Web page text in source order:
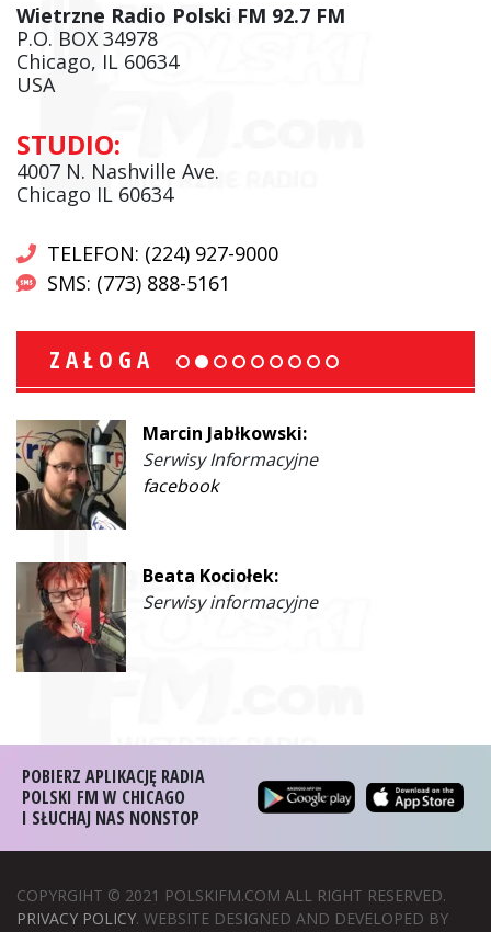
Wietrzne Radio Polski FM 92.7 FM
P.O. BOX 34978
Chicago, IL 60634
USA
STUDIO:
4007 N. Nashville Ave.
Chicago IL 60634
TELEFON: (224) 927-9000
SMS: (773) 888-5161
ZAŁOGA
Marcin Jabłkowski:
Serwisy Informacyjne
facebook
Beata Kociołek:
Serwisy informacyjne
POBIERZ APLIKACJĘ RADIA
POLSKI FM W CHICAGO
I SŁUCHAJ NAS NONSTOP
COPYRGIHT © 2021 POLSKIFM.COM ALL RIGHT RESERVED.
PRIVACY POLICY. WEBSITE DESIGNED AND DEVELOPED BY